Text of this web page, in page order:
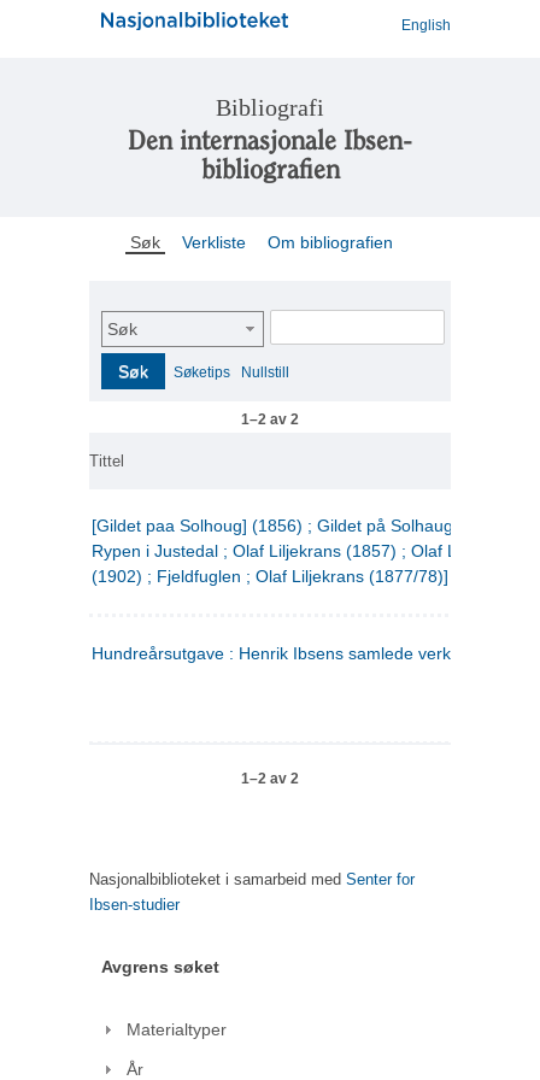
English
Bibliografi
Den internasjonale Ibsen-
bibliografien
Søk Verkliste Om bibliografien
Søk
Søk Søketips Nullstill
1–2 av 2
Tittel
[Gildet paa Solhoug] (1856) ; Gildet på Solhaug (1883) ;
Rypen i Justedal ; Olaf Liljekrans (1857) ; Olaf Liljekrans
(1902) ; Fjeldfuglen ; Olaf Liljekrans (1877/78)]
Hundreårsutgave : Henrik Ibsens samlede verker. 3
1–2 av 2
Nasjonalbiblioteket i samarbeid med Senter for
Ibsen-studier
Avgrens søket
Materialtyper
År